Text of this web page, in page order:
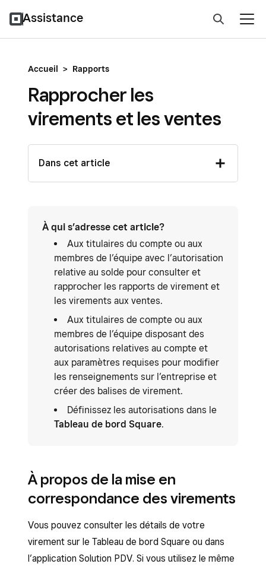
Assistance
Accueil > Rapports
Rapprocher les
virements et les ventes
Dans cet article
À qui s’adresse cet article?
Aux titulaires du compte ou aux
membres de l’équipe avec l’autorisation
relative au solde pour consulter et
rapprocher les rapports de virement et
les virements aux ventes.
Aux titulaires de compte ou aux
membres de l’équipe disposant des
autorisations relatives au compte et
aux paramètres requises pour modifier
les renseignements sur l’entreprise et
créer des balises de virement.
Définissez les autorisations dans le
Tableau de bord Square.
À propos de la mise en
correspondance des virements
Vous pouvez consulter les détails de votre
virement sur le Tableau de bord Square ou dans
l’application Solution PDV. Si vous utilisez le même